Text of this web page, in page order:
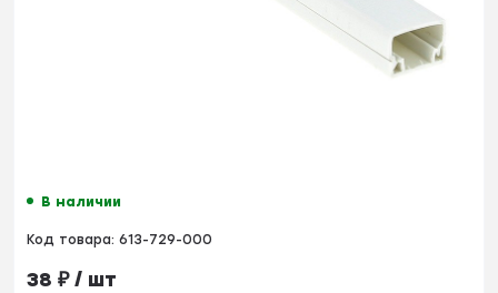
В наличии
Код товара: 613-729-000
38 ₽/ шт